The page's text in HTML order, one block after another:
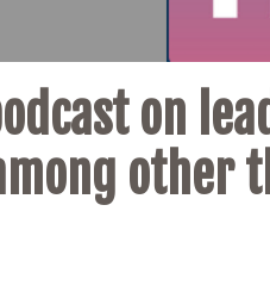
on
other